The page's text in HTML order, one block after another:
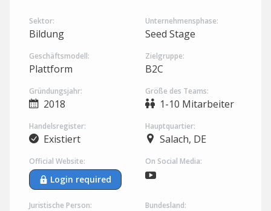
Sektor:
Bildung
Unternehmensphase:
Seed Stage
Geschäftsmodell:
Plattform
Zielgruppe:
B2C
Gründungsjahr:
2018
Größe des Teams:
1-10 Mitarbeiter
Handelsregister:
Existiert
Hauptquartier:
Salach, DE
Official Website:
Login required
On Social Media:
Juristische Person: Bundesland: